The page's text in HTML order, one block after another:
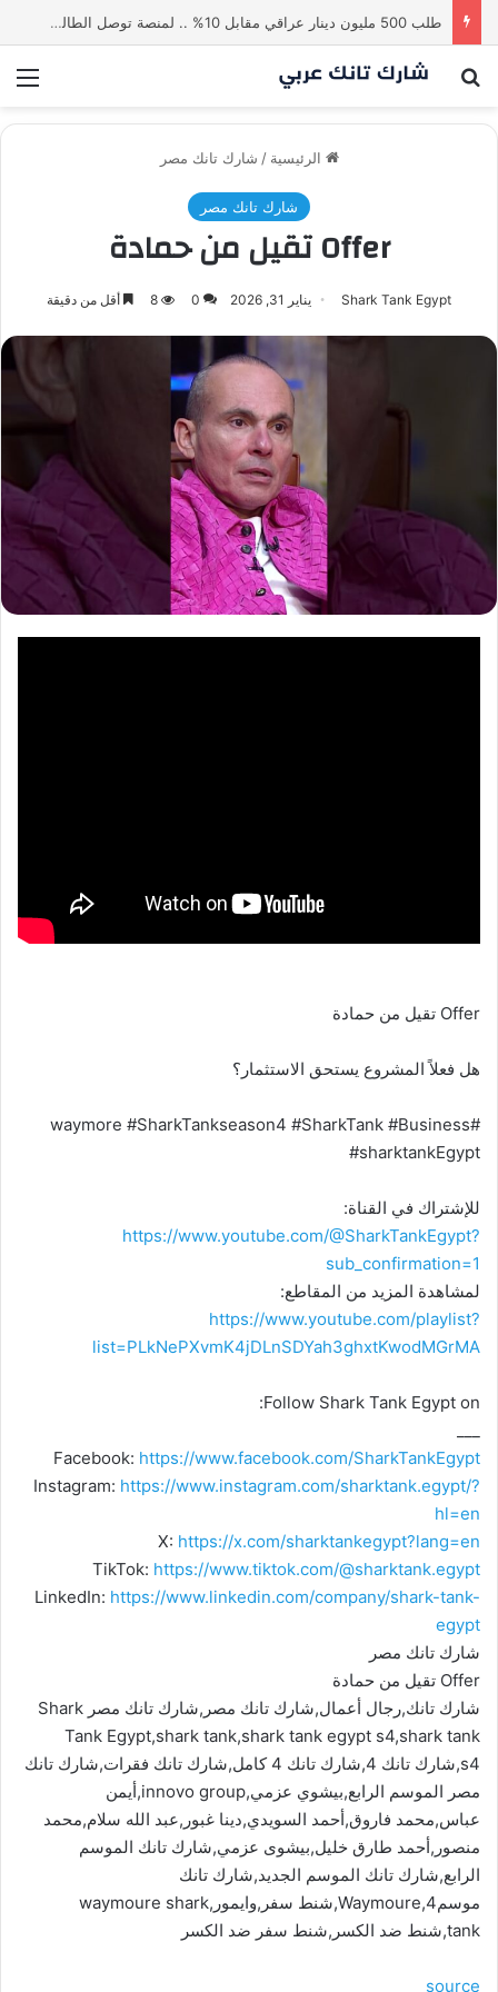
طلب 500 مليون دينار عراقي مقابل 10% .. لمنصة توصل الطالب بالاستاذ | شارك تانك العراق
بحث عن
الرئيسية / شارك تانك مصر
شارك تانك مصر
Offer تقيل من حمادة
Shark Tank Egypt يناير 31, 2026 0
8 أقل من دقيقة
Offer تقيل من حمادة
هل فعلاً المشروع يستحق الاستثمار؟
#waymore #SharkTankseason4 #SharkTank #Business
#sharktankEgypt
للإشتراك في القناة:
https://www.youtube.com/@SharkTankEgypt?
sub_confirmation=1
لمشاهدة المزيد من المقاطع:
https://www.youtube.com/playlist?
list=PLkNePXvmK4jDLnSDYah3ghxtKwodMGrMA
Follow Shark Tank Egypt on:
Facebook: https://www.facebook.com/SharkTankEgypt
Instagram: https://www.instagram.com/sharktank.egypt/?
hl=en
X: https://x.com/sharktankegypt?lang=en
TikTok: https://www.tiktok.com/@sharktank.egypt
LinkedIn: https://www.linkedin.com/company/shark-tank-
egypt
شارك تانك مصر
Offer تقيل من حمادة
شارك تانك,رجال أعمال,شارك تانك مصر,شارك تانك مصر Shark
Tank Egypt,shark tank,shark tank egypt s4,shark tank
s4,شارك تانك 4,شارك تانك 4 كامل,شارك تانك فقرات,شارك تانك
مصر الموسم الرابع,بيشوي عزمي,innovo group,أيمن
عباس,محمد فاروق,أحمد السويدي,دينا غبور,عبد الله سلام,محمد
منصور,أحمد طارق خليل,بيشوى عزمي,شارك تانك الموسم
الرابع,شارك تانك الموسم الجديد,شارك تانك
موسم4,Waymoure,شنط سفر,وايمور,waymoure shark
tank,شنط ضد الكسر,شنط سفر ضد الكسر
source